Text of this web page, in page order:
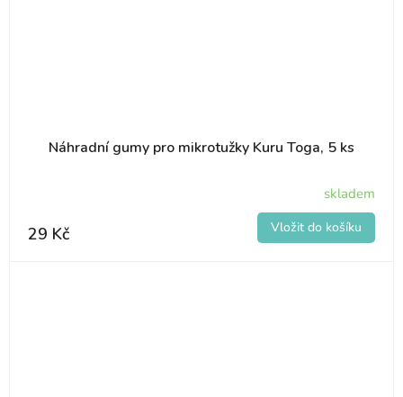
Náhradní gumy pro mikrotužky Kuru Toga, 5 ks
skladem
29 Kč